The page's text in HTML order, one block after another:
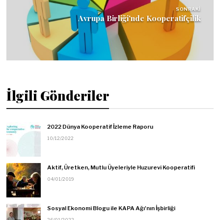
SONRAKI
Avrupa Birliği'nde Kooperatifçilik
İlgili Gönderiler
2022 Dünya Kooperatif İzleme Raporu
10/12/2022
Aktif, Üretken, Mutlu Üyeleriyle Huzurevi Kooperatifi
04/01/2019
Sosyal Ekonomi Blogu ile KAPA Ağı'nın İşbirliği